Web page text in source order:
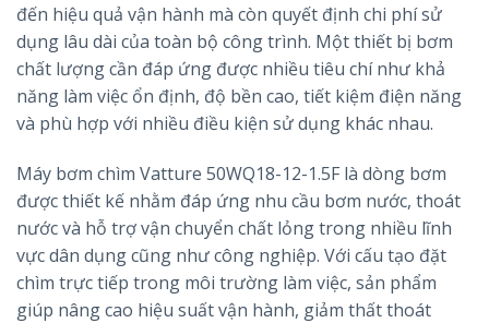
đến hiệu quả vận hành mà còn quyết định chi phí sử
dụng lâu dài của toàn bộ công trình. Một thiết bị bơm
chất lượng cần đáp ứng được nhiều tiêu chí như khả
năng làm việc ổn định, độ bền cao, tiết kiệm điện năng
và phù hợp với nhiều điều kiện sử dụng khác nhau.
Máy bơm chìm Vatture 50WQ18-12-1.5F là dòng bơm
được thiết kế nhằm đáp ứng nhu cầu bơm nước, thoát
nước và hỗ trợ vận chuyển chất lỏng trong nhiều lĩnh
vực dân dụng cũng như công nghiệp. Với cấu tạo đặt
chìm trực tiếp trong môi trường làm việc, sản phẩm
giúp nâng cao hiệu suất vận hành, giảm thất thoát